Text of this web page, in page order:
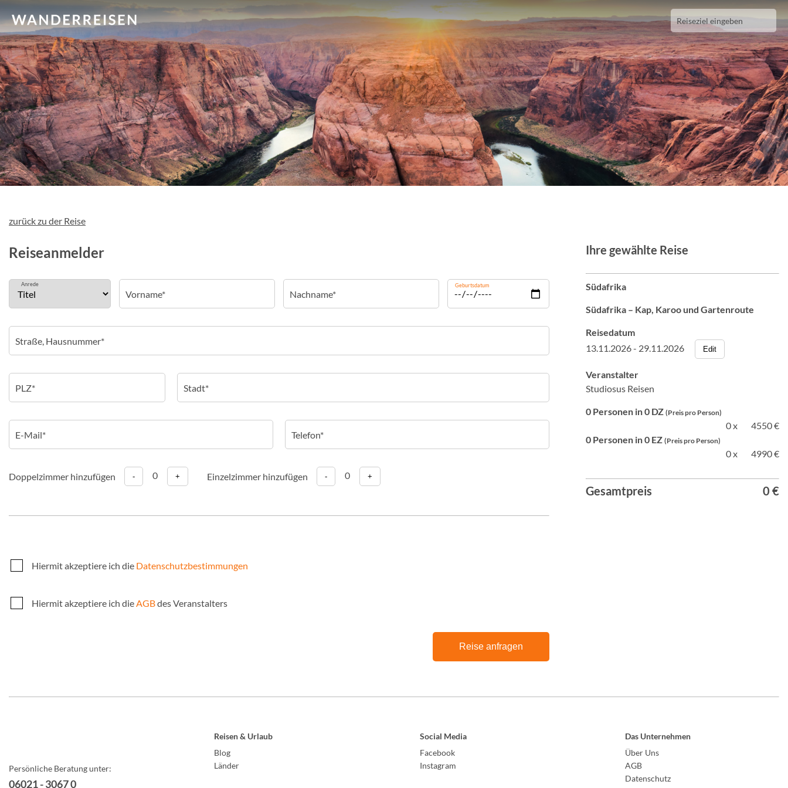
zurück zu der Reise
Reiseanmelder
Anrede Geburtsdatum
Doppelzimmer hinzufügen - 0 + Einzelzimmer hinzufügen - 0 +
Ihre gewählte Reise
Südafrika
Südafrika – Kap, Karoo und Gartenroute
Reisedatum
13.11.2026 - 29.11.2026
Edit
Veranstalter
Studiosus Reisen
0 Personen in 0 DZ (Preis pro Person)
0 x
4550 €
0 Personen in 0 EZ (Preis pro Person)
0 x 4990 €
Gesamtpreis 0 €
Hiermit akzeptiere ich die Datenschutzbestimmungen
Hiermit akzeptiere ich dieAGBdes Veranstalters
Reise anfragen
Persönliche Beratung unter:
06021 - 3067 0
Reisen & Urlaub
Blog
Länder
Social Media
Facebook
Instagram
Das Unternehmen
Über Uns
AGB
Datenschutz